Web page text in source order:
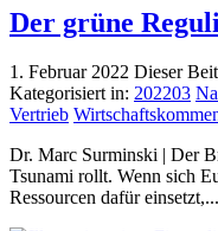
Der grüne
1. Februar 2022 Dieser
Kategorisiert in: 202203
Vertrieb
Dr. Marc Surminski | Der
Tsunami rollt. Wenn sich
Ressourcen dafür einsetzt,...